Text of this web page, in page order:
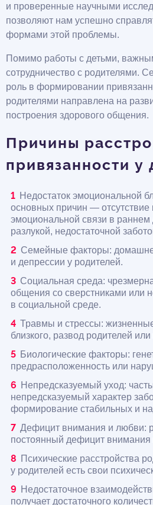
и проверенные научными
позволяют нам успешно
формами этой проблемы.
Помимо работы с детьми,
сотрудничество с родителями.
роль в формировании
родителями направлена на
построения здорового общения.
Причины
привязанности у
Недостаток эмоциональной
основных причин —
эмоциональной связи в раннем
разлукой, недостаточной
Семейные факторы:
и депрессии у родителей.
Социальная среда:
общения со сверстниками или
в социальной среде.
Травмы и стрессы:
близкого, развод родителей
Биологические факторы:
предрасположенность или
Непредсказуемый уход:
непредсказуемый характер
формирование стабильных и
Дефицит внимания и любви:
постоянный дефицит
Психические расстройства
у родителей есть свои
Недостаточное
получает достаточного